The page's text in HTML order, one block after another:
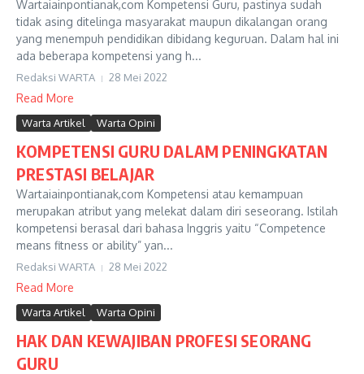
Wartaiainpontianak,com Kompetensi Guru, pastinya sudah
tidak asing ditelinga masyarakat maupun dikalangan orang
yang menempuh pendidikan dibidang keguruan. Dalam hal ini
ada beberapa kompetensi yang h...
Redaksi WARTA 28 Mei 2022
Read More
Warta Artikel Warta Opini
KOMPETENSI GURU DALAM PENINGKATAN
PRESTASI BELAJAR
Wartaiainpontianak,com Kompetensi atau kemampuan
merupakan atribut yang melekat dalam diri seseorang. Istilah
kompetensi berasal dari bahasa Inggris yaitu “Competence
means fitness or ability” yan...
Redaksi WARTA 28 Mei 2022
Read More
Warta Artikel Warta Opini
HAK DAN KEWAJIBAN PROFESI SEORANG
GURU